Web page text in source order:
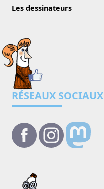
Les dessinateurs
RÉSEAUX SOCIAUX